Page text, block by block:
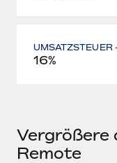
UMSATZSTEUER
16%
Vergrößere
Remote